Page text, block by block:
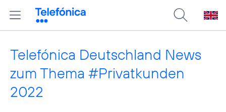
Telefónica Deutschland News
zum Thema #Privatkunden
2022